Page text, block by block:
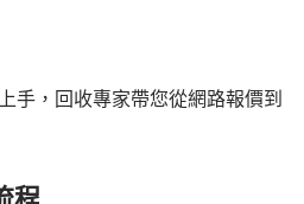
手，回收專家帶您從網路報價到
程